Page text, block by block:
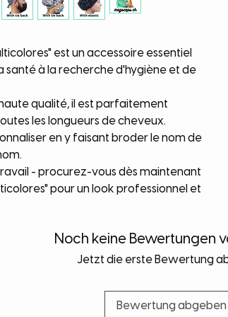
est un accessoire essentiel
santé à la recherche d'hygiène et de
qualité, il est parfaitement
les longueurs de cheveux.
en y faisant broder le nom de
- procurez-vous dès maintenant
pour un look professionnel et
Noch keine Bewertungen
Jetzt die erste Bewertung
Bewertung abgeben